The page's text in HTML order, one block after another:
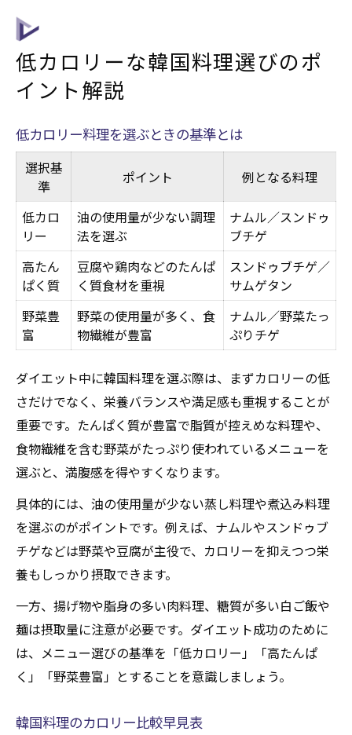
低カロリーな韓国料理選びのポ
イント解説
低カロリー料理を選ぶときの基準とは
選択基
準
ポイント 例となる料理
低カロ
リー
油の使用量が少ない調理
法を選ぶ
ナムル／スンドゥ
ブチゲ
高たん
ぱく質
豆腐や鶏肉などのたんぱ
く質食材を重視
スンドゥブチゲ／
サムゲタン
野菜豊
富
野菜の使用量が多く、食
物繊維が豊富
ナムル／野菜たっ
ぷりチゲ
ダイエット中に韓国料理を選ぶ際は、まずカロリーの低
さだけでなく、栄養バランスや満足感も重視することが
重要です。たんぱく質が豊富で脂質が控えめな料理や、
食物繊維を含む野菜がたっぷり使われているメニューを
選ぶと、満腹感を得やすくなります。
具体的には、油の使用量が少ない蒸し料理や煮込み料理
を選ぶのがポイントです。例えば、ナムルやスンドゥブ
チゲなどは野菜や豆腐が主役で、カロリーを抑えつつ栄
養もしっかり摂取できます。
一方、揚げ物や脂身の多い肉料理、糖質が多い白ご飯や
麺は摂取量に注意が必要です。ダイエット成功のために
は、メニュー選びの基準を「低カロリー」「高たんぱ
く」「野菜豊富」とすることを意識しましょう。
韓国料理のカロリー比較早見表